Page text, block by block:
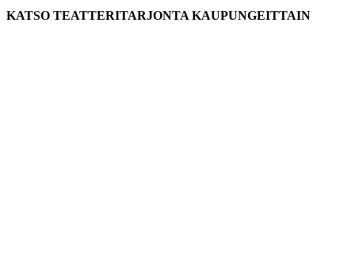
KATSO TEATTERITARJONTA KAUPUNGEITTAIN